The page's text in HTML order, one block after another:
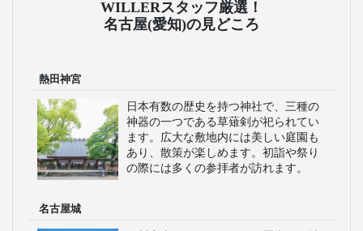
もあり、長距離移動も
楽にサポートします。
ます。
ナガシマリゾートへの旅